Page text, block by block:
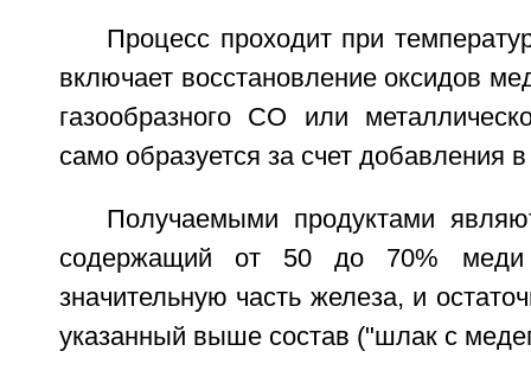
Процесс проходит при
включает восстановление оксидов
газообразного СО или
само образуется за счет добавления
Получаемыми продуктами
содержащий от 50 до 70% меди
значительную часть железа, и
указанный выше состав ("шлак с